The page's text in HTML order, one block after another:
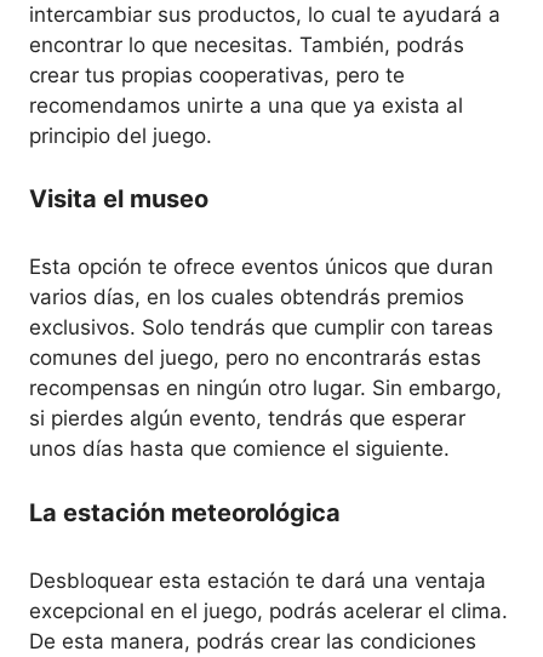
intercambiar sus productos, lo cual te ayudará a
encontrar lo que necesitas. También, podrás
crear tus propias cooperativas, pero te
recomendamos unirte a una que ya exista al
principio del juego.
Visita el museo
Esta opción te ofrece eventos únicos que duran
varios días, en los cuales obtendrás premios
exclusivos. Solo tendrás que cumplir con tareas
comunes del juego, pero no encontrarás estas
recompensas en ningún otro lugar. Sin embargo,
si pierdes algún evento, tendrás que esperar
unos días hasta que comience el siguiente.
La estación meteorológica
Desbloquear esta estación te dará una ventaja
excepcional en el juego, podrás acelerar el clima.
De esta manera, podrás crear las condiciones